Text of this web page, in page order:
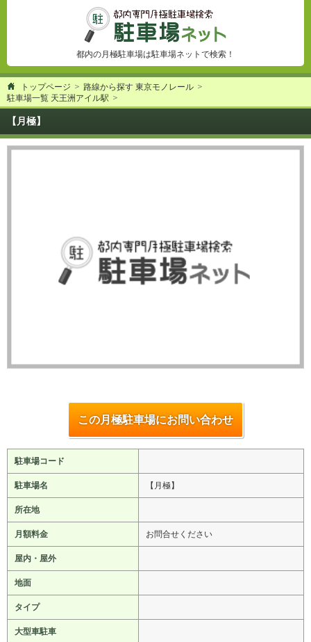
都内の月極駐車場は駐車場ネットで検索！
トップページ
路線から探す 東京モノレール
駐車場一覧 天王洲アイル駅
【月極】
この月極駐車場にお問い合わせ
駐車場コード
駐車場名 【月極】
所在地
月額料金 お問合せください
屋内・屋外
地面
タイプ
大型車駐車